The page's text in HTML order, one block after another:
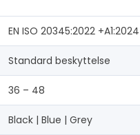
EN ISO 20345:2022 +A1:2024
Standard beskyttelse
36 – 48
Black | Blue | Grey